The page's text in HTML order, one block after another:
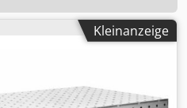
Kleinanzeige